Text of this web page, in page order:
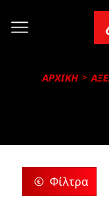
ΑΡΧΙΚΗ
Φίλτρα